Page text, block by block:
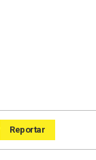
Reportar